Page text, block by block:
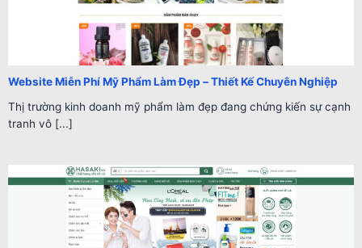
Website Miễn Phí Mỹ Phẩm Làm Đẹp – Thiết Kế Chuyên Nghiệp
Thị trường kinh doanh mỹ phẩm làm đẹp đang chứng kiến sự cạnh
tranh vô [...]